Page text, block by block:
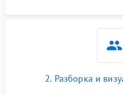
2. Разборка и